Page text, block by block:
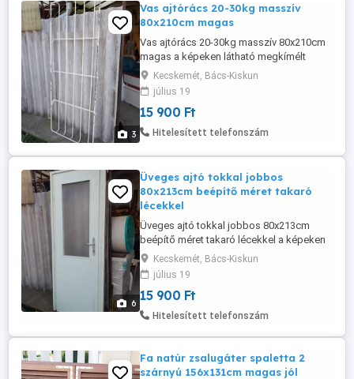
3
Vas ajtórács 20-30kg masszív
80x210cm magas
Vas ajtórács 20-30kg masszív 80x210cm
magas a képeken látható megkímélt
állapotban eladó.
Kecskemét, Bács-Kiskun
július 19
15 900 Ft
Hitelesített telefonszám
6
Üveges ajtó tokkal jobbos
80x213cm beépítő méret takaró
lécekkel
Üveges ajtó tokkal jobbos 80x213cm
beépítő méret takaró lécekkel a képeken
látható állapotban eladó. Ajtólap
62x202cm, küszöbbel zárral és kilinccsel
együtt.
Kecskemét, Bács-Kiskun
július 19
15 900 Ft
Hitelesített telefonszám
Fa natúr zsalugáter spaletta 2
szárnyú 156x131cm magas jól